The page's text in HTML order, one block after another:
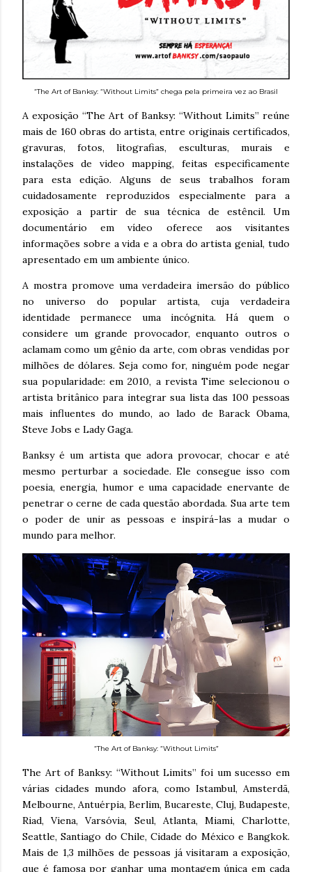
“The Art of Banksy: “Without Limits” chega pela primeira vez ao Brasil
A exposição “The Art of Banksy: “Without Limits” reúne
mais de 160 obras do artista, entre originais certificados,
gravuras, fotos, litografias, esculturas, murais e
instalações de video mapping, feitas especificamente
para esta edição. Alguns de seus trabalhos foram
cuidadosamente reproduzidos especialmente para a
exposição a partir de sua técnica de estêncil. Um
documentário em vídeo oferece aos visitantes
informações sobre a vida e a obra do artista genial, tudo
apresentado em um ambiente único.
A mostra promove uma verdadeira imersão do público
no universo do popular artista, cuja verdadeira
identidade permanece uma incógnita. Há quem o
considere um grande provocador, enquanto outros o
aclamam como um gênio da arte, com obras vendidas por
milhões de dólares. Seja como for, ninguém pode negar
sua popularidade: em 2010, a revista Time selecionou o
artista britânico para integrar sua lista das 100 pessoas
mais influentes do mundo, ao lado de Barack Obama,
Steve Jobs e Lady Gaga.
Banksy é um artista que adora provocar, chocar e até
mesmo perturbar a sociedade. Ele consegue isso com
poesia, energia, humor e uma capacidade enervante de
penetrar o cerne de cada questão abordada. Sua arte tem
o poder de unir as pessoas e inspirá-las a mudar o
mundo para melhor.
“The Art of Banksy: “Without Limits”
The Art of Banksy: “Without Limits” foi um sucesso em
várias cidades mundo afora, como Istambul, Amsterdã,
Melbourne, Antuérpia, Berlim, Bucareste, Cluj, Budapeste,
Riad, Viena, Varsóvia, Seul, Atlanta, Miami, Charlotte,
Seattle, Santiago do Chile, Cidade do México e Bangkok.
Mais de 1,3 milhões de pessoas já visitaram a exposição,
que é famosa por ganhar uma montagem única em cada